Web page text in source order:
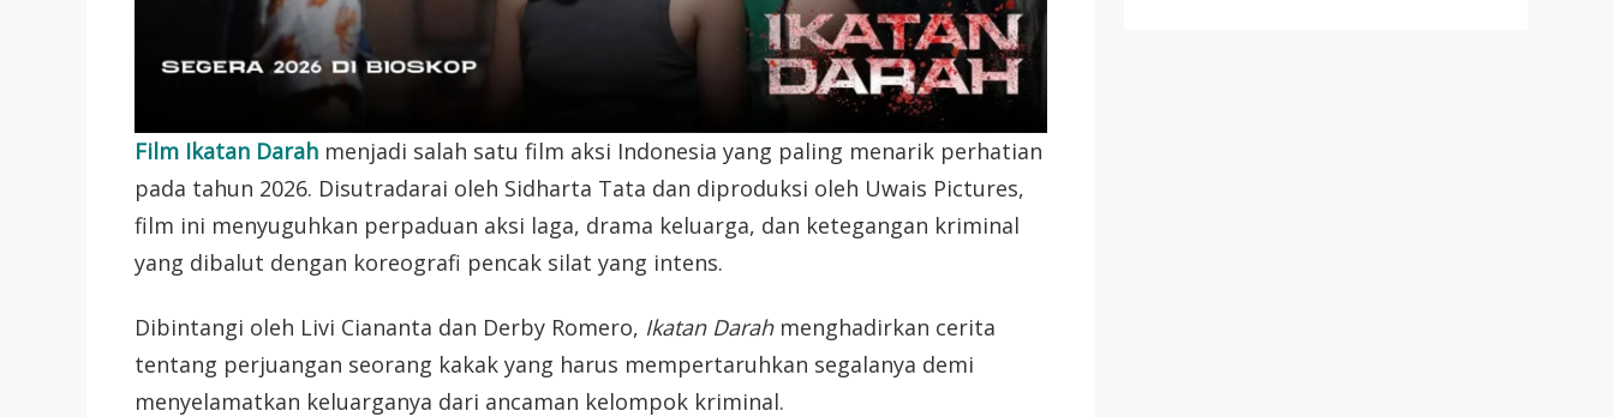
Film Ikatan Darah menjadi salah satu film aksi Indonesia yang paling menarik perhatian
pada tahun 2026. Disutradarai oleh Sidharta Tata dan diproduksi oleh Uwais Pictures,
film ini menyuguhkan perpaduan aksi laga, drama keluarga, dan ketegangan kriminal
yang dibalut dengan koreografi pencak silat yang intens.
Dibintangi oleh Livi Ciananta dan Derby Romero, Ikatan Darahmenghadirkan cerita
tentang perjuangan seorang kakak yang harus mempertaruhkan segalanya demi
menyelamatkan keluarganya dari ancaman kelompok kriminal.